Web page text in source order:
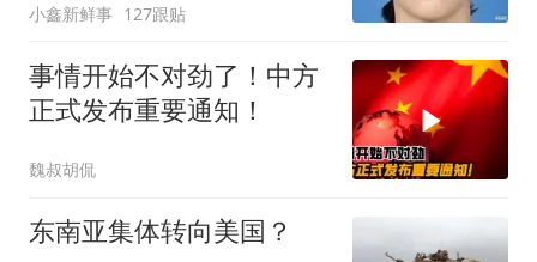
小鑫新鲜事 127跟贴
事情开始不对劲了！中方
正式发布重要通知！
魏叔胡侃
东南亚集体转向美国？